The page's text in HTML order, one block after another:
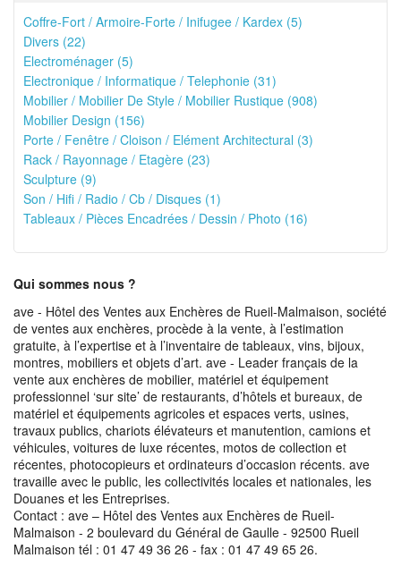
Coffre-Fort / Armoire-Forte / Inifugee / Kardex (5)
Divers (22)
Electroménager (5)
Electronique / Informatique / Telephonie (31)
Mobilier / Mobilier De Style / Mobilier Rustique (908)
Mobilier Design (156)
Porte / Fenêtre / Cloison / Elément Architectural (3)
Rack / Rayonnage / Etagère (23)
Sculpture (9)
Son / Hifi / Radio / Cb / Disques (1)
Tableaux / Pièces Encadrées / Dessin / Photo (16)
Qui sommes nous ?
ave - Hôtel des Ventes aux Enchères de Rueil-Malmaison, société
de ventes aux enchères, procède à la vente, à l’estimation
gratuite, à l’expertise et à l’inventaire de tableaux, vins, bijoux,
montres, mobiliers et objets d’art. ave - Leader français de la
vente aux enchères de mobilier, matériel et équipement
professionnel ‘sur site’ de restaurants, d’hôtels et bureaux, de
matériel et équipements agricoles et espaces verts, usines,
travaux publics, chariots élévateurs et manutention, camions et
véhicules, voitures de luxe récentes, motos de collection et
récentes, photocopieurs et ordinateurs d’occasion récents. ave
travaille avec le public, les collectivités locales et nationales, les
Douanes et les Entreprises.
Contact : ave – Hôtel des Ventes aux Enchères de Rueil-
Malmaison - 2 boulevard du Général de Gaulle - 92500 Rueil
Malmaison tél : 01 47 49 36 26 - fax : 01 47 49 65 26.